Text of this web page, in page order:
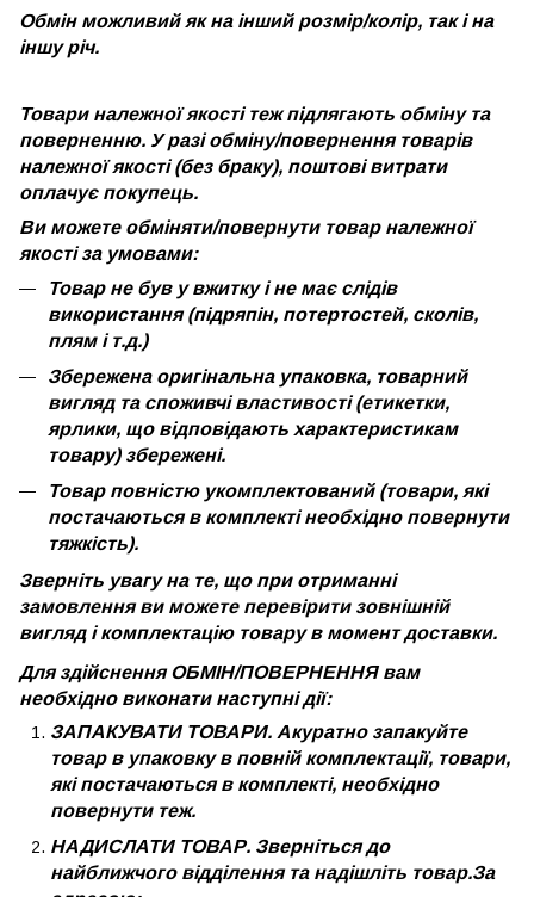
Обмін можливий як на інший розмір/колір, так і на
іншу річ.
Товари належної якості теж підлягають обміну та
поверненню. У разі обміну/повернення товарів
належної якості (без браку), поштові витрати
оплачує покупець.
Ви можете обміняти/повернути товар належної
якості за умовами:
Товар не був у вжитку і не має слідів
використання (підряпін, потертостей, сколів,
плям і т.д.)
Збережена оригінальна упаковка, товарний
вигляд та споживчі властивості (етикетки,
ярлики, що відповідають характеристикам
товару) збережені.
Товар повністю укомплектований (товари, які
постачаються в комплекті необхідно повернути
тяжкість).
Зверніть увагу на те, що при отриманні
замовлення ви можете перевірити зовнішній
вигляд і комплектацію товару в момент доставки.
Для здійснення ОБМІН/ПОВЕРНЕННЯ вам
необхідно виконати наступні дії:
ЗАПАКУВАТИ ТОВАРИ. Акуратно запакуйте
товар в упаковку в повній комплектації, товари,
які постачаються в комплекті, необхідно
повернути теж.
НАДИСЛАТИ ТОВАР. Зверніться до
найближчого відділення та надішліть товар.За